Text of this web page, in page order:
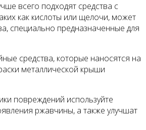
всего подходят средства с
как кислоты или щелочи, может
специально предназначенные для
средства, которые наносятся на
металлической крыши
повреждений используйте
ржавчины, а также улучшат